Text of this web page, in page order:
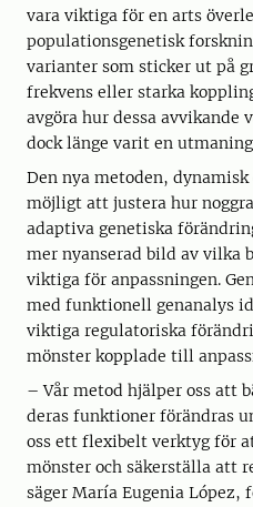
vara viktiga för en arts
populationsgenetisk
varianter som sticker ut på
frekvens eller starka
avgöra hur dessa avvikande
dock länge varit en
Den nya metoden,
möjligt att justera hur
adaptiva genetiska
mer nyanserad bild av vilka
viktiga för anpassningen.
med funktionell genanalys
viktiga regulatoriska
mönster kopplade till
– Vår metod hjälper oss att
deras funktioner förändras
oss ett flexibelt verktyg för
mönster och säkerställa
säger María Eugenia López,